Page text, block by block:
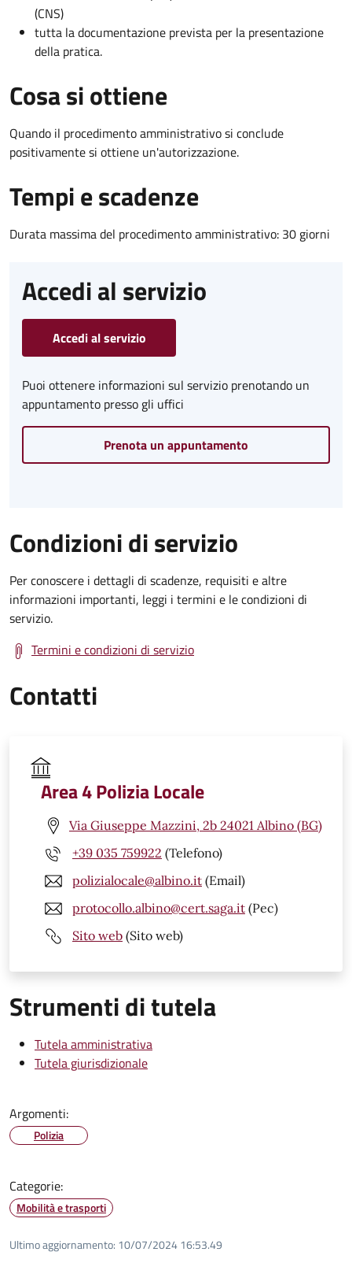
(CNS)
tutta la documentazione prevista per la presentazione
della pratica.
Cosa si ottiene
Quando il procedimento amministrativo si conclude
positivamente si ottiene un'autorizzazione.
Tempi e scadenze
Durata massima del procedimento amministrativo: 30 giorni
Accedi al servizio
Accedi al servizio
Puoi ottenere informazioni sul servizio prenotando un
appuntamento presso gli uffici
Prenota un appuntamento
Condizioni di servizio
Per conoscere i dettagli di scadenze, requisiti e altre
informazioni importanti, leggi i termini e le condizioni di
servizio.
Termini e condizioni di servizio
Contatti
Area 4 Polizia Locale
Via Giuseppe Mazzini, 2b 24021 Albino (BG)
+39 035 759922 (Telefono)
polizialocale@albino.it (Email)
protocollo.albino@cert.saga.it (Pec)
Sito web (Sito web)
Strumenti di tutela
Tutela amministrativa
Tutela giurisdizionale
Argomenti:
Polizia
Categorie:
Mobilità e trasporti
Ultimo aggiornamento: 10/07/2024 16:53.49